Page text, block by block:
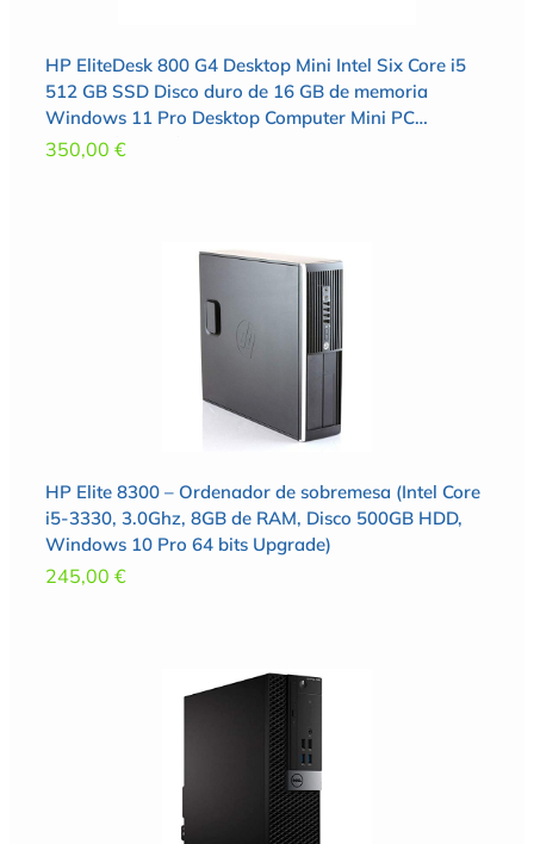
HP EliteDesk 800 G4 Desktop Mini Intel Six Core i5
512 GB SSD Disco duro de 16 GB de memoria
Windows 11 Pro Desktop Computer Mini PC
(reacondicionado)
350,00 €
HP Elite 8300 – Ordenador de sobremesa (Intel Core
i5-3330, 3.0Ghz, 8GB de RAM, Disco 500GB HDD,
Windows 10 Pro 64 bits Upgrade)
245,00 €